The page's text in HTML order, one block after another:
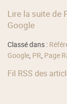
Lire la suite de
Google
Classé dans :
Google, PR, Page
Fil RSS des